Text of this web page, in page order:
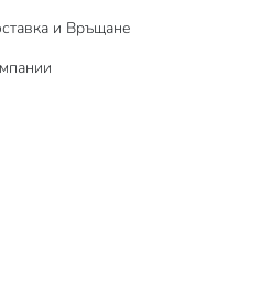
и Връщане